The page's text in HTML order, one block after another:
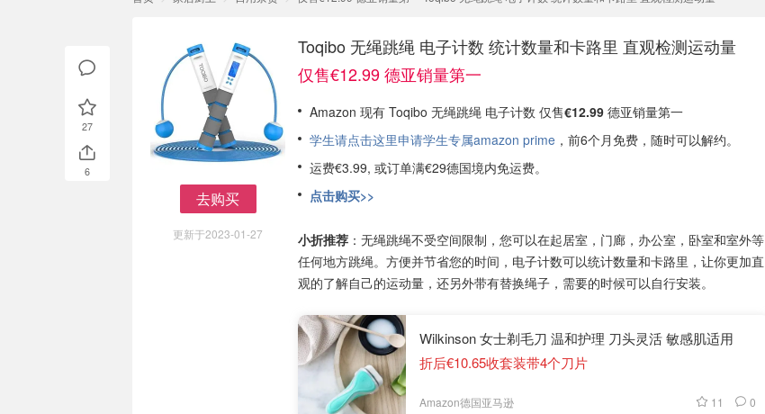
去购买
更新于2023-01-27
Toqibo 无绳跳绳 电子计数 统计数量和卡路里 直观检测运动量
仅售€12.99 德亚销量第一
Amazon 现有 Toqibo 无绳跳绳 电子计数 仅售€12.99 德亚销量第一
学生请点击这里申请学生专属amazon prime ，前6个月免费，随时可以解约。
运费€3.99, 或订单满€29德国境内免运费。
点击购买>>
小折推荐 ：无绳跳绳不受空间限制，您可以在起居室，门廊，办公室，卧室和室外等
任何地方跳绳。方便并节省您的时间，电子计数可以统计数量和卡路里，让你更加直
观的了解自己的运动量，还另外带有替换绳子，需要的时候可以自行安装。
Wilkinson 女士剃毛刀 温和护理 刀头灵活 敏感肌适用
折后€10.65收套装带4个刀片
Amazon德国亚马逊 11 0
27
6